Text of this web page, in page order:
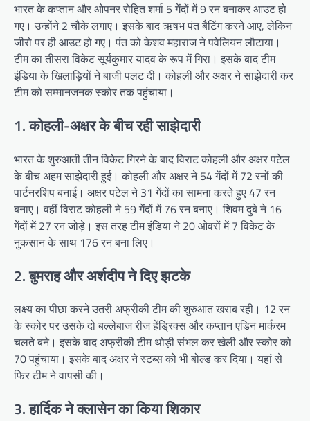
भारत के कप्तान और ओपनर रोहित शर्मा 5 गेंदों में 9 रन बनाकर आउट हो
गए। उन्होंने 2 चौके लगाए। इसके बाद ऋषभ पंत बैटिंग करने आए, लेकिन
जीरो पर ही आउट हो गए। पंत को केशव महाराज ने पवेलियन लौटाया।
टीम का तीसरा विकेट सूर्यकुमार यादव के रूप में गिरा। इसके बाद टीम
इंडिया के खिलाड़ियों ने बाजी पलट दी। कोहली और अक्षर ने साझेदारी कर
टीम को सम्मानजनक स्कोर तक पहुंचाया।
1. कोहली-अक्षर के बीच रही साझेदारी
भारत के शुरुआती तीन विकेट गिरने के बाद विराट कोहली और अक्षर पटेल
के बीच अहम साझेदारी हुई। कोहली और अक्षर ने 54 गेंदों में 72 रनों की
पार्टनरशिप बनाई। अक्षर पटेल ने 31 गेंदों का सामना करते हुए 47 रन
बनाए। वहीं विराट कोहली ने 59 गेंदों में 76 रन बनाए। शिवम दुबे ने 16
गेंदों में 27 रन जोड़े। इस तरह टीम इंडिया ने 20 ओवरों में 7 विकेट के
नुकसान के साथ 176 रन बना लिए।
2. बुमराह और अर्शदीप ने दिए झटके
लक्ष्य का पीछा करने उतरी अफ्रीकी टीम की शुरुआत खराब रही। 12 रन
के स्कोर पर उसके दो बल्लेबाज रीज हेंड्रिक्स और कप्तान एडिन मार्करम
चलते बने। इसके बाद अफ्रीकी टीम थोड़ी संभल कर खेली और स्कोर को
70 पहुंचाया। इसके बाद अक्षर ने स्टब्स को भी बोल्ड कर दिया। यहां से
फिर टीम ने वापसी की।
3. हार्दिक ने क्लासेन का किया शिकार